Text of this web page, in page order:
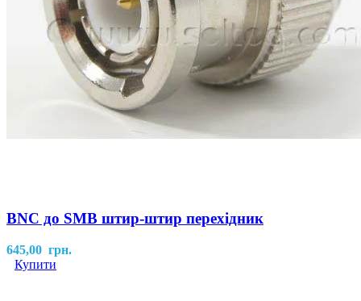
BNC до SMB штир-штир перехідник
645,00 грн.
Купити